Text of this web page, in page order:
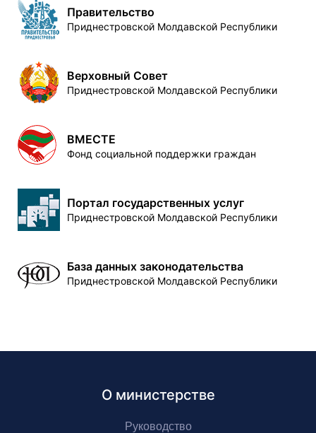
Правительство
Приднестровской Молдавской Республики
Верховный Совет
Приднестровской Молдавской Республики
ВМЕСТЕ
Фонд социальной поддержки граждан
Портал государственных услуг
Приднестровской Молдавской Республики
База данных законодательства
Приднестровской Молдавской Республики
О министерстве
Руководство